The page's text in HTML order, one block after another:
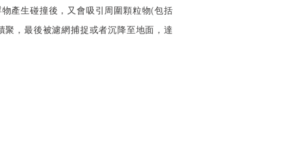
產生碰撞後，又會吸引周圍顆粒物(包括
聚，最後被濾網捕捉或者沉降至地面，達